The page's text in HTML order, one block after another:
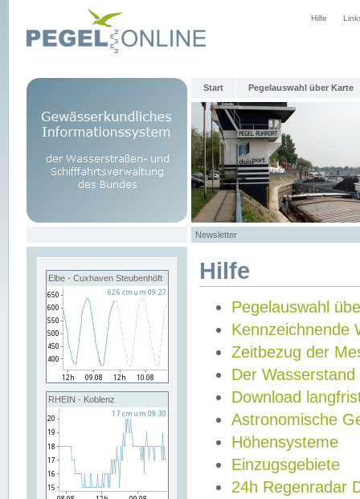
Hilfe
Start Pegelauswahl über Karte
Newsletter
Elbe - Cuxhaven Steubenhöft
RHEIN - Koblenz
Hilfe
Pegelauswahl
Kennzeichnende
Zeitbezug der
Der Wasserstand
Download
Astronomische
Höhensysteme
Einzugsgebiete
24h Regenradar